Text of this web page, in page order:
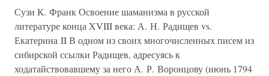
Сузи К. Франк Освоение шаманизма в русской
литературе конца XVIII века: А. Н. Радищев vs.
Екатерина II В одном из своих многочисленных писем из
сибирской ссылки Радищев, адресуясь к
ходатайствовавшему за него А. Р. Воронцову (июнь 1794